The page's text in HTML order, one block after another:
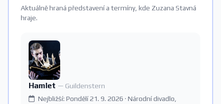
Aktuálně hraná představení a termíny, kde Zuzana Stavná
hraje.
Hamlet — Guildenstern
Nejbližší: Pondělí 21. 9. 2026 · Národní divadlo,